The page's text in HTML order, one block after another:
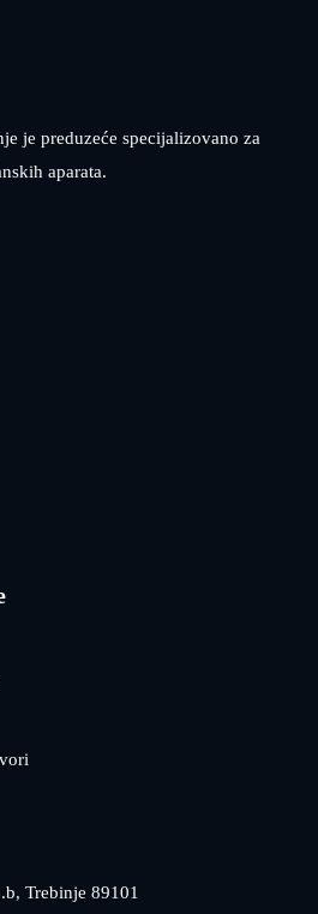
je preduzeće specijalizovano za
aparata.
Trebinje 89101